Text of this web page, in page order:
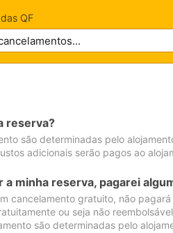
QF
reserva?
são determinadas pelo
adicionais serão pagos ao
a minha reserva, pagarei
cancelamento gratuito, não
ou seja não
são determinadas pelo